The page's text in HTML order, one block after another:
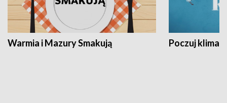
Warmia i Mazury Smakują Poczuj klimat